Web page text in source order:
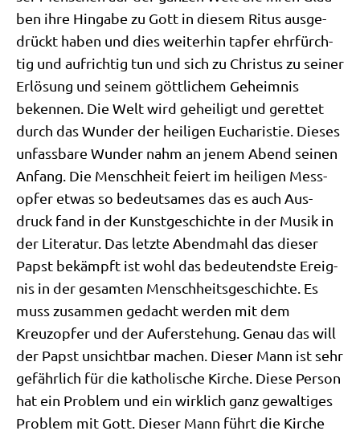
ben ihre Hin­ga­be zu Gott in die­sem Ritus aus­ge­
drückt haben und dies wei­ter­hin tap­fer ehr­fürch­
tig und auf­rich­tig tun und sich zu Chri­stus zu sei­ner
Erlö­sung und sei­nem gött­li­chem Geheim­nis
beken­nen. Die Welt wird gehei­ligt und geret­tet
durch das Wun­der der hei­li­gen Eucha­ri­stie. Die­ses
unfass­ba­re Wun­der nahm an jenem Abend sei­nen
Anfang. Die Mensch­heit fei­ert im hei­li­gen Mess­
op­fer etwas so bedeut­sa­mes das es auch Aus­
druck fand in der Kunst­ge­schich­te in der Musik in
der Lite­ra­tur. Das letz­te Abend­mahl das die­ser
Papst bekämpft ist wohl das bedeu­tend­ste Ereig­
nis in der gesam­ten Mensch­heits­ge­schich­te. Es
muss zusam­men gedacht wer­den mit dem
Kreuzop­fer und der Auf­er­ste­hung. Genau das will
der Papst unsicht­bar machen. Die­ser Mann ist sehr
gefähr­lich für die katho­li­sche Kir­che. Die­se Per­son
hat ein Pro­blem und ein wirk­lich ganz gewal­ti­ges
Pro­blem mit Gott. Die­ser Mann führt die Kir­che